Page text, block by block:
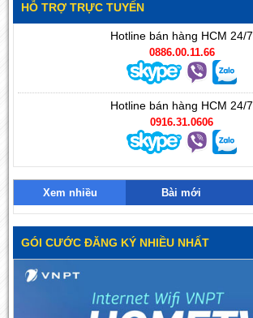
HỖ TRỢ TRỰC TUYẾN
Hotline bán hàng HCM 24/7
0886.00.11.66
Hotline bán hàng HCM 24/7
0916.31.0606
Xem nhiều Bài mới
GÓI CƯỚC ĐĂNG KÝ NHIỀU NHẤT